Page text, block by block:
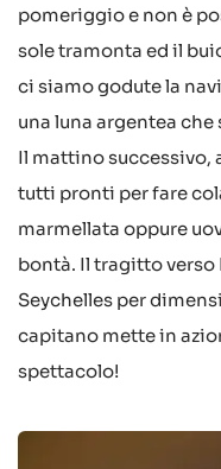
pomeriggio e non è
sole tramonta ed il
ci siamo godute la
una luna argentea
Il mattino successivo,
tutti pronti per fare
marmellata oppure
bontà. Il tragitto verso
Seychelles per
capitano mette in
spettacolo!